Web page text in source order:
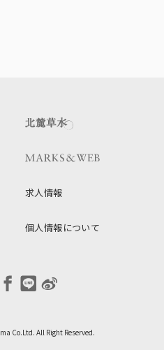
求人情報
個人情報について
Co.Ltd. All Right Reserved.